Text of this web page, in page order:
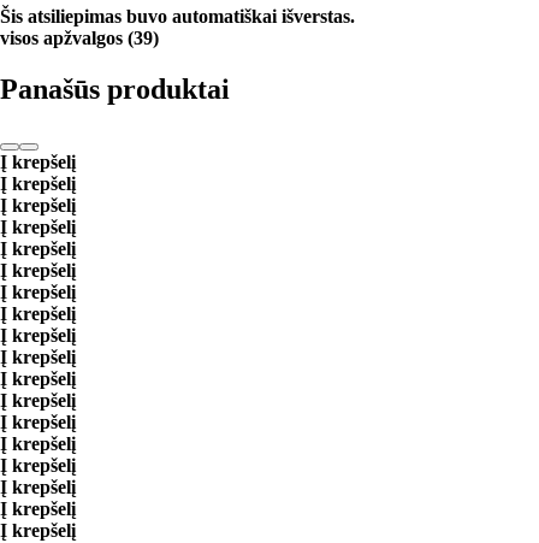
Šis atsiliepimas buvo automatiškai išverstas.
visos apžvalgos (39)
Panašūs produktai
Į krepšelį
Į krepšelį
Į krepšelį
Į krepšelį
Į krepšelį
Į krepšelį
Į krepšelį
Į krepšelį
Į krepšelį
Į krepšelį
Į krepšelį
Į krepšelį
Į krepšelį
Į krepšelį
Į krepšelį
Į krepšelį
Į krepšelį
Į krepšelį